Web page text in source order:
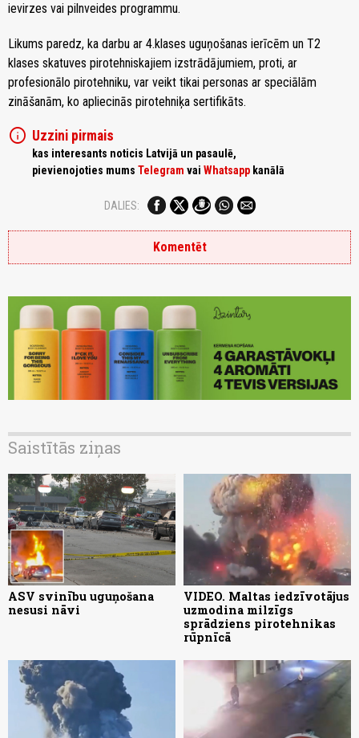
ievirzes vai pilnveides programmu.
Likums paredz, ka darbu ar 4.klases uguņošanas ierīcēm un T2
klases skatuves pirotehniskajiem izstrādājumiem, proti, ar
profesionālo pirotehniku, var veikt tikai personas ar speciālām
zināšanām, ko apliecinās pirotehniķa sertifikāts.
info Uzzini pirmais
kas interesants noticis Latvijā un pasaulē,
pievienojoties mums Telegram vai Whatsapp kanālā
DALIES:
Komentēt
Saistītās ziņas
ASV svinību uguņošana
nesusi nāvi
VIDEO. Maltas iedzīvotājus
uzmodina milzīgs
sprādziens pirotehnikas
rūpnīcā